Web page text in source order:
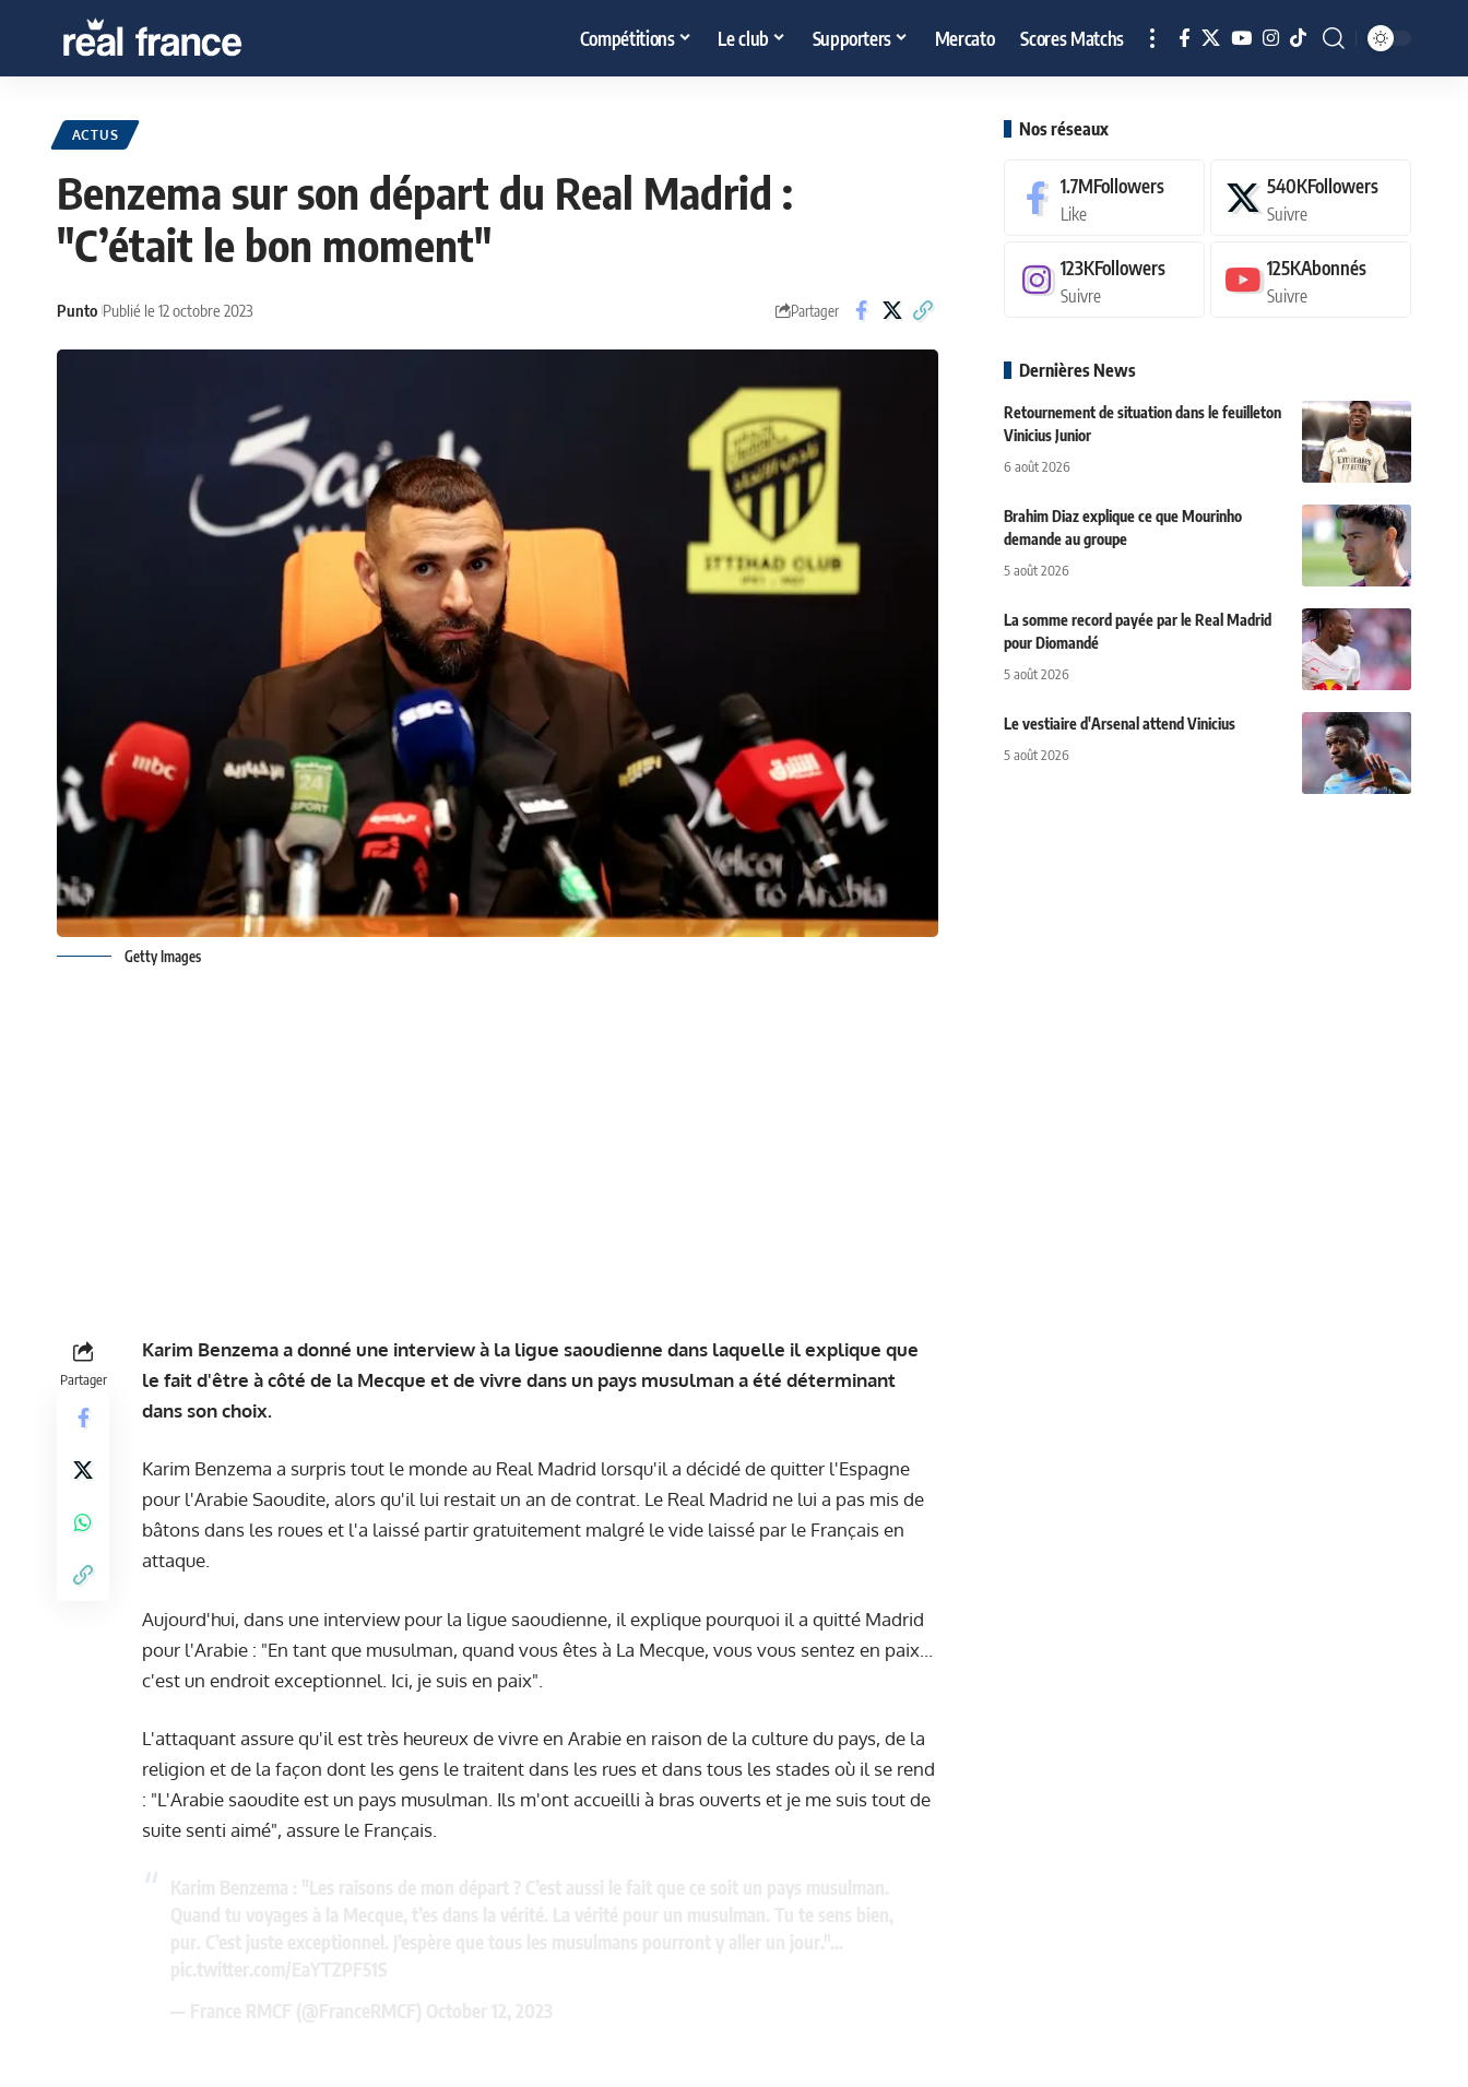
Compétitions Le club Supporters Mercato Scores Matchs
ACTUS
Benzema sur son départ du Real Madrid :
"C’était le bon moment"
Punto Publié le 12 octobre 2023 Partager
Getty Images
Partager
Karim Benzema a donné une interview à la ligue saoudienne dans laquelle il explique que
le fait d'être à côté de la Mecque et de vivre dans un pays musulman a été déterminant
dans son choix.
Karim Benzema a surpris tout le monde au Real Madrid lorsqu'il a décidé de quitter l'Espagne
pour l'Arabie Saoudite, alors qu'il lui restait un an de contrat. Le Real Madrid ne lui a pas mis de
bâtons dans les roues et l'a laissé partir gratuitement malgré le vide laissé par le Français en
attaque.
Aujourd'hui, dans une interview pour la ligue saoudienne, il explique pourquoi il a quitté Madrid
pour l'Arabie : "En tant que musulman, quand vous êtes à La Mecque, vous vous sentez en paix...
c'est un endroit exceptionnel. Ici, je suis en paix".
L'attaquant assure qu'il est très heureux de vivre en Arabie en raison de la culture du pays, de la
religion et de la façon dont les gens le traitent dans les rues et dans tous les stades où il se rend
: "L'Arabie saoudite est un pays musulman. Ils m'ont accueilli à bras ouverts et je me suis tout de
suite senti aimé", assure le Français.
Nos réseaux
1.7MFollowers
Like
540KFollowers
Suivre
123KFollowers
Suivre
125KAbonnés
Suivre
Dernières News
Retournement de situation dans le feuilleton
Vinicius Junior
6 août 2026
Brahim Diaz explique ce que Mourinho
demande au groupe
5 août 2026
La somme record payée par le Real Madrid
pour Diomandé
5 août 2026
Le vestiaire d'Arsenal attend Vinicius
5 août 2026